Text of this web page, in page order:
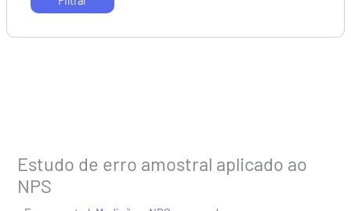
Estudo de erro amostral aplicado ao
NPS